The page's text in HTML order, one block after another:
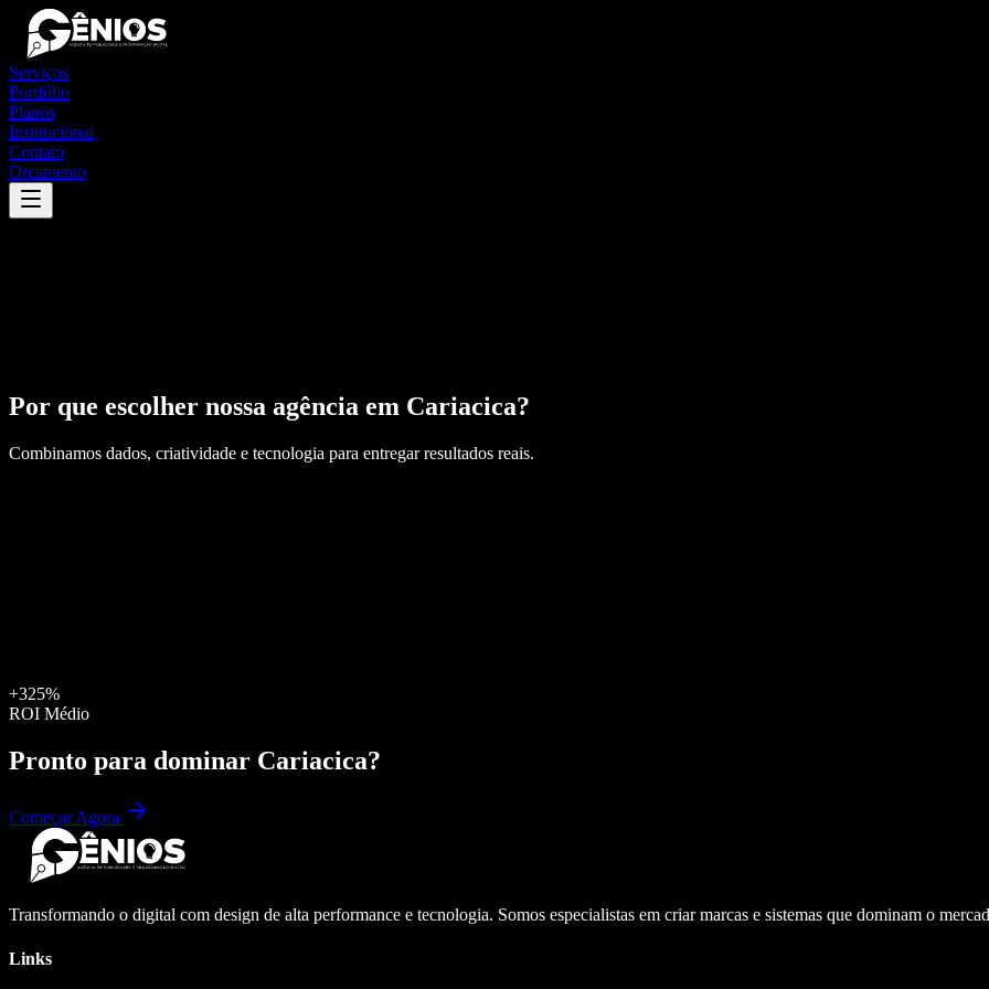
Serviços
Portfólio
Planos
Institucional
Contato
Orçamento
Por que escolher nossa agência em Cariacica?
Combinamos dados, criatividade e tecnologia para entregar resultados reais.
+325%
ROI Médio
Pronto para dominar Cariacica?
Começar Agora
Transformando o digital com design de alta performance e tecnologia. Somos especialistas em criar marcas e sistemas que dominam o
Links